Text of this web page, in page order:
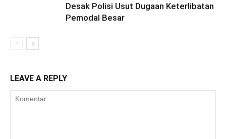
Desak Polisi Usut Dugaan Keterlibatan
Pemodal Besar
LEAVE A REPLY